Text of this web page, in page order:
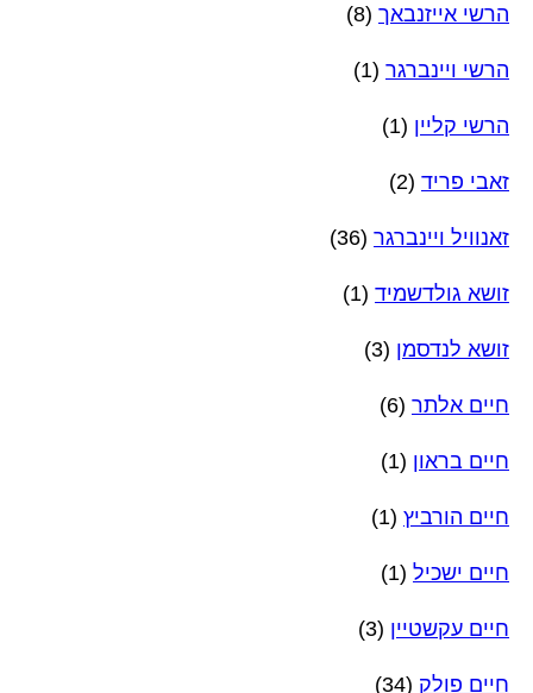
הרשי אייזנבאך (8)
הרשי ויינברגר (1)
הרשי קליין (1)
זאבי פריד (2)
זאנוויל ויינברגר (36)
זושא גולדשמיד (1)
זושא לנדסמן (3)
חיים אלתר (6)
חיים בראון (1)
חיים הורביץ (1)
חיים ישכיל (1)
חיים עקשטיין (3)
חיים פולק (34)